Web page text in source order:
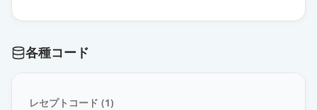
薬価 81744 円
照射洗浄血小板－LR「日赤」
各種コード
レセプトコード (1)